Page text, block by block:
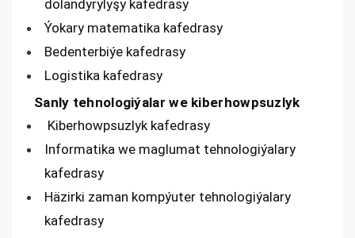
dolandyrylyşy kafedrasy
Ýokary matematika kafedrasy
Bedenterbiýe kafedrasy
Logistika kafedrasy
Sanly tehnologiýalar we kiberhowpsuzlyk
Kiberhowpsuzlyk kafedrasy
Informatika we maglumat tehnologiýalary
kafedrasy
Häzirki zaman kompýuter tehnologiýalary
kafedrasy